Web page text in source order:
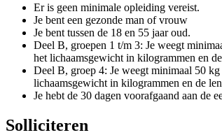
Er is geen minimale opleiding vereist.
Je bent een gezonde man of vrouw
Je bent tussen de 18 en 55 jaar oud.
Deel B, groepen 1 t/m 3: Je weegt
het lichaamsgewicht in kilogrammen en
Deel B, groep 4: Je weegt minimaal 50
lichaamsgewicht in kilogrammen en de
Je hebt de 30 dagen voorafgaand aan de
Solliciteren